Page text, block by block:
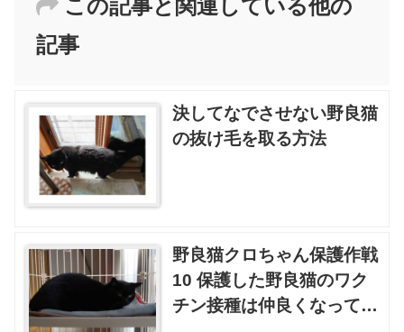
この記事と関連している他の
記事
決してなでさせない野良猫
の抜け毛を取る方法
野良猫クロちゃん保護作戦
10 保護した野良猫のワク
チン接種は仲良くなってか